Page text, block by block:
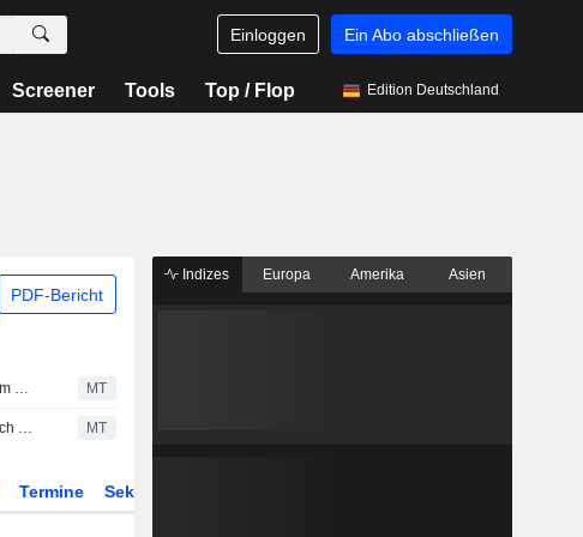
Einloggen Ein Abo abschließen
Screener Tools Top / Flop Edition Deutschland
PDF-Bericht
Round One steigert Umsatz im Juli um 22% MT
Japanische Aktien erholen sich und folgen den Wetten der Wall Street auf KI-Titel MT
Termine Sektor
Indizes Europa Amerika Asien